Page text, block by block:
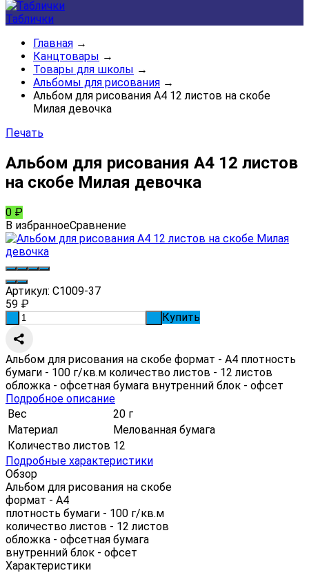
Таблички
Главная →
Канцтовары →
Товары для школы →
Альбомы для рисования →
Альбом для рисования А4 12 листов на скобе
Милая девочка
Печать
Альбом для рисования А4 12 листов
на скобе Милая девочка
0 ₽
В избранноеСравнение
Артикул: С1009-37
59 ₽
Купить
Альбом для рисования на скобе формат - А4 плотность
бумаги - 100 г/кв.м количество листов - 12 листов
обложка - офсетная бумага внутренний блок - офсет
Подробное описание
Вес
20 г
Материал
Мелованная бумага
Количество листов 12
Подробные характеристики
Обзор
Альбом для рисования на скобе
формат - А4
плотность бумаги - 100 г/кв.м
количество листов - 12 листов
обложка - офсетная бумага
внутренний блок - офсет
Характеристики